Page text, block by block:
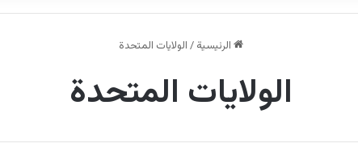
الرئيسية / الولايات المتحدة
الولايات المتحدة